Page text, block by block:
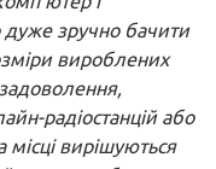
дуже зручно бачити
вироблених
радіостанцій або
місці вирішуються